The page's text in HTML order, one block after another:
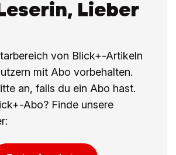
Lieber
von Blick+-Artikeln
mit Abo vorbehalten.
an, falls du ein Abo hast.
Abo? Finde unsere